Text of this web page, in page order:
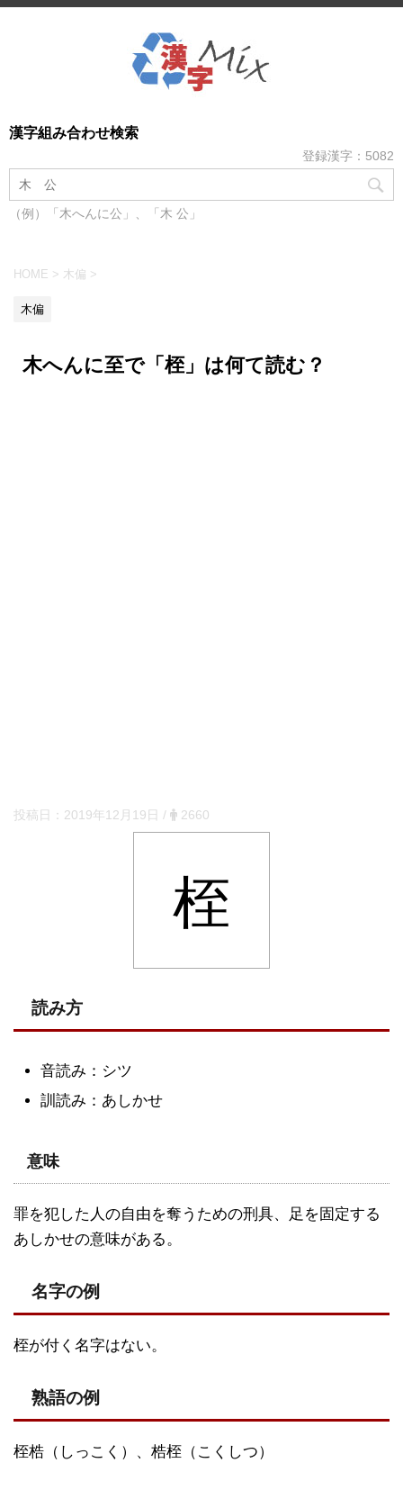
漢字組み合わせ検索
登録漢字：5082
（例）「木へんに公」、「木 公」
HOME > 木偏 >
木偏
木へんに至で「桎」は何て読む？
投稿日： 2019年12月19日 / 2660
桎
読み方
音読み：シツ
訓読み：あしかせ
意味
罪を犯した人の自由を奪うための刑具、足を固定する
あしかせの意味がある。
名字の例
桎が付く名字はない。
熟語の例
桎梏（しっこく）、梏桎（こくしつ）